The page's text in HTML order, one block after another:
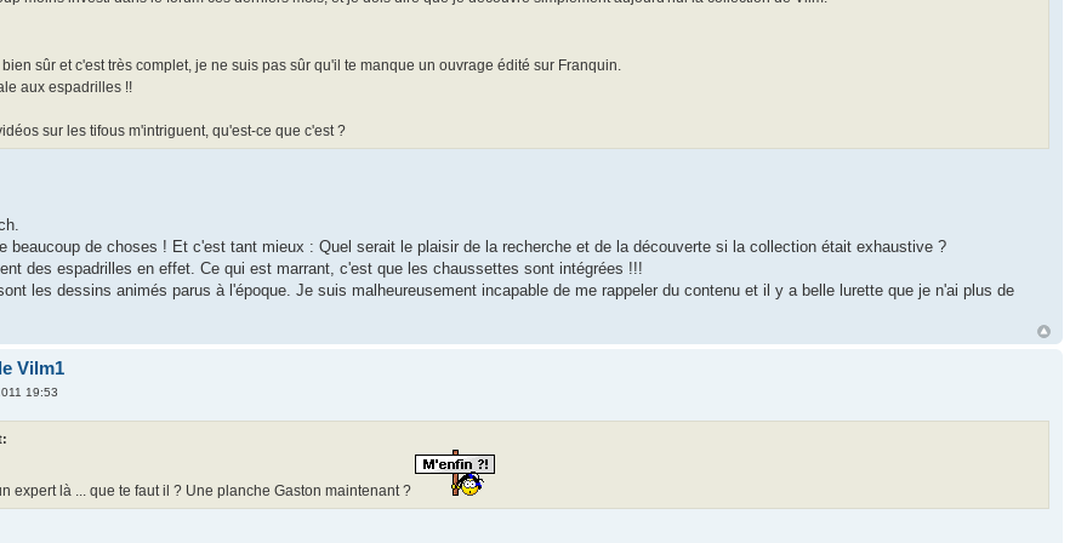
sûr et c'est très complet, je ne suis pas sûr qu'il te manque un ouvrage édité sur Franquin.
aux espadrilles !!
sur les tifous m'intriguent, qu'est-ce que c'est ?
beaucoup de choses ! Et c'est tant mieux : Quel serait le plaisir de la recherche et de la découverte si la collection était exhaustive ?
des espadrilles en effet. Ce qui est marrant, c'est que les chaussettes sont intégrées !!!
les dessins animés parus à l'époque. Je suis malheureusement incapable de me rappeler du contenu et il y a belle lurette que je n'ai plus de
Vilm1
19:53
expert là ... que te faut il ? Une planche Gaston maintenant ?